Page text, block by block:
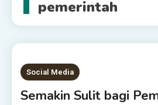
pemerintah
Social Media
Semakin Sulit bagi